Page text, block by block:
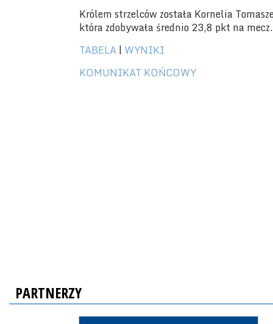
Królem strzelców została Kornelia
która zdobywała średnio 23,8 pkt na
TABELA| WYNIKI
KOMUNIKAT KOŃCOWY
PARTNERZY